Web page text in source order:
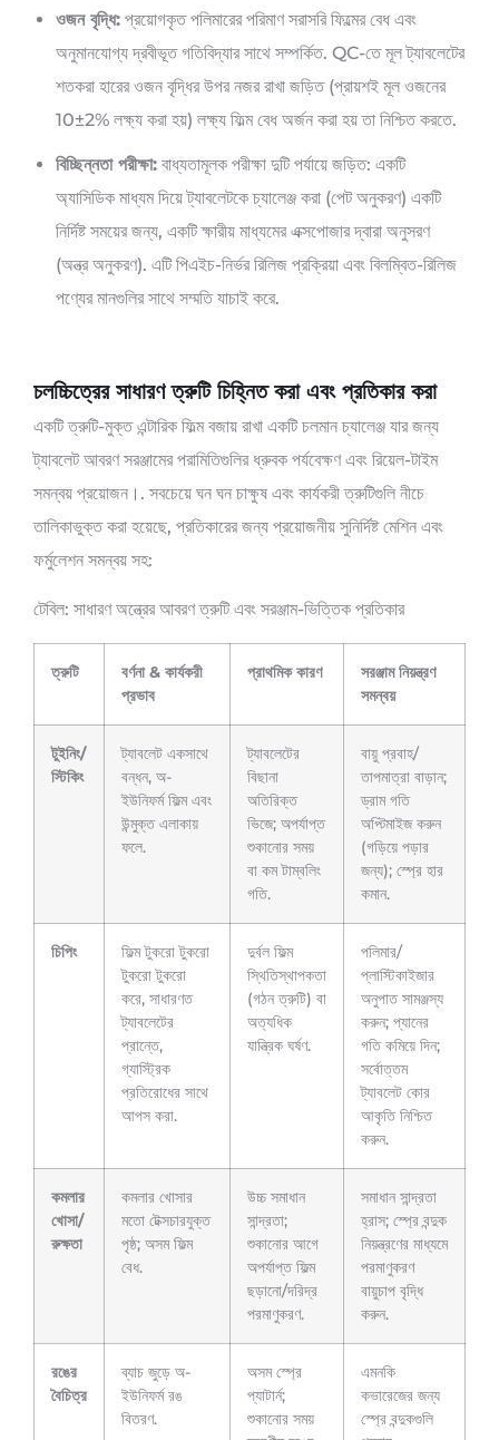
ওজন বৃদ্ধি: প্রয়োগকৃত পলিমারের পরিমাণ সরাসরি ফিল্মের বেধ এবং
অনুমানযোগ্য দ্রবীভূত গতিবিদ্যার সাথে সম্পর্কিত. QC-তে মূল ট্যাবলেটের
শতকরা হারের ওজন বৃদ্ধির উপর নজর রাখা জড়িত (প্রায়শই মূল ওজনের
10±2% লক্ষ্য করা হয়) লক্ষ্য ফিল্ম বেধ অর্জন করা হয় তা নিশ্চিত করতে.
বিচ্ছিন্নতা পরীক্ষা: বাধ্যতামূলক পরীক্ষা দুটি পর্যায়ে জড়িত: একটি
অ্যাসিডিক মাধ্যম দিয়ে ট্যাবলেটকে চ্যালেঞ্জ করা (পেট অনুকরণ) একটি
নির্দিষ্ট সময়ের জন্য, একটি ক্ষারীয় মাধ্যমের এক্সপোজার দ্বারা অনুসরণ
(অন্ত্র অনুকরণ). এটি পিএইচ-নির্ভর রিলিজ প্রক্রিয়া এবং বিলম্বিত-রিলিজ
পণ্যের মানগুলির সাথে সম্মতি যাচাই করে.
চলচ্চিত্রের সাধারণ ত্রুটি চিহ্নিত করা এবং প্রতিকার করা
একটি ত্রুটি-মুক্ত এন্টারিক ফিল্ম বজায় রাখা একটি চলমান চ্যালেঞ্জ যার জন্য
ট্যাবলেট আবরণ সরঞ্জামের পরামিতিগুলির ধ্রুবক পর্যবেক্ষণ এবং রিয়েল-টাইম
সমন্বয় প্রয়োজন।. সবচেয়ে ঘন ঘন চাক্ষুষ এবং কার্যকরী ত্রুটিগুলি নীচে
তালিকাভুক্ত করা হয়েছে, প্রতিকারের জন্য প্রয়োজনীয় সুনির্দিষ্ট মেশিন এবং
ফর্মুলেশন সমন্বয় সহ:
টেবিল: সাধারণ অন্ত্রের আবরণ ত্রুটি এবং সরঞ্জাম-ভিত্তিক প্রতিকার
ত্রুটি
বর্ণনা & কার্যকরী
প্রভাব
প্রাথমিক কারণ
সরঞ্জাম নিয়ন্ত্রণ
সমন্বয়
টুইনিং/
স্টিকিং
ট্যাবলেট একসাথে
বন্ধন, অ-
ইউনিফর্ম ফিল্ম এবং
উন্মুক্ত এলাকায়
ফলে.
ট্যাবলেটের
বিছানা
অতিরিক্ত
ভিজে; অপর্যাপ্ত
শুকানোর সময়
বা কম টাম্বলিং
গতি.
বায়ু প্রবাহ/
তাপমাত্রা বাড়ান;
ড্রাম গতি
অপ্টিমাইজ করুন
(গড়িয়ে পড়ার
জন্য); স্প্রে হার
কমান.
চিপিং
ফিল্ম টুকরো টুকরো
টুকরো টুকরো
করে, সাধারণত
ট্যাবলেটের
প্রান্তে,
গ্যাস্ট্রিক
প্রতিরোধের সাথে
আপস করা.
দুর্বল ফিল্ম
স্থিতিস্থাপকতা
(গঠন ত্রুটি) বা
অত্যধিক
যান্ত্রিক ঘর্ষণ.
পলিমার/
প্লাস্টিকাইজার
অনুপাত সামঞ্জস্য
করুন; প্যানের
গতি কমিয়ে দিন;
সর্বোত্তম
ট্যাবলেট কোর
আকৃতি নিশ্চিত
করুন.
কমলার
খোসা/
রুক্ষতা
কমলার খোসার
মতো টেক্সচারযুক্ত
পৃষ্ঠ; অসম ফিল্ম
বেধ.
উচ্চ সমাধান
সান্দ্রতা;
শুকানোর আগে
অপর্যাপ্ত ফিল্ম
ছড়ানো/দরিদ্র
পরমাণুকরণ.
সমাধান সান্দ্রতা
হ্রাস; স্প্রে বন্দুক
নিয়ন্ত্রণের মাধ্যমে
পরমাণুকরণ
বায়ুচাপ বৃদ্ধি
করুন.
রঙের
বৈচিত্র
ব্যাচ জুড়ে অ-
ইউনিফর্ম রঙ
বিতরণ.
অসম স্প্রে
প্যাটার্ন;
শুকানোর সময়
এমনকি
কভারেজের জন্য
স্প্রে বন্দুকগুলি